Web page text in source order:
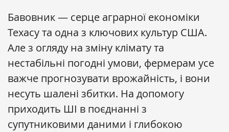
Бавовник — серце аграрної економіки
Техасу та одна з ключових культур США.
Але з огляду на зміну клімату та
нестабільні погодні умови, фермерам усе
важче прогнозувати врожайність, і вони
несуть шалені збитки. На допомогу
приходить ШІ в поєднанні з
супутниковими даними і глибокою